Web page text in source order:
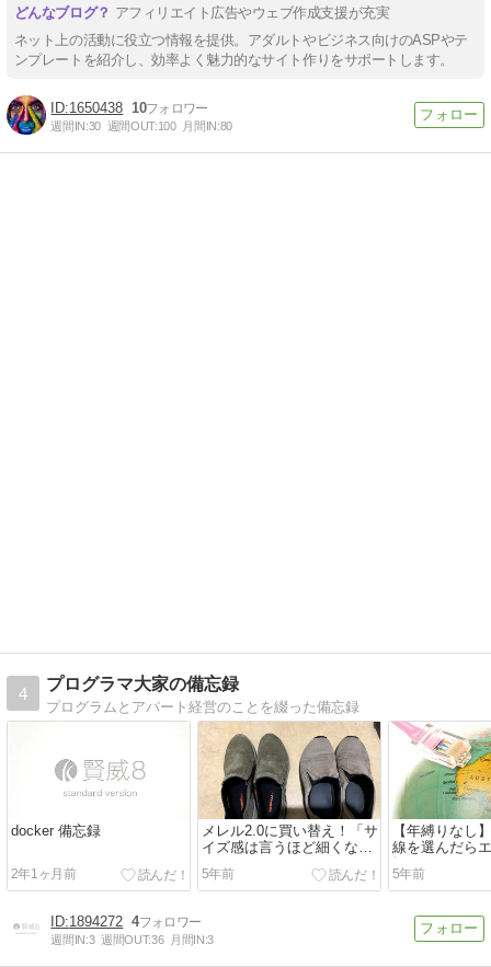
アフィリエイト広告やウェブ作成支援が充実
ネット上の活動に役立つ情報を提供。アダルトやビジネス向けのASPやテ
ンプレートを紹介し、効率よく魅力的なサイト作りをサポートします。
1650438 10
週間IN:30 週間OUT:100 月間IN:80
4
プログラマ大家の備忘録
プログラムとアパート経営のことを綴った備忘録
docker 備忘録
2年1ヶ月前
メレル2.0に買い替え！「サ
イズ感は言うほど細くない
よ」
5年前
【年縛りなし
線を選んだら
択だった。。
5年前
1894272 4
週間IN:3 週間OUT:36 月間IN:3